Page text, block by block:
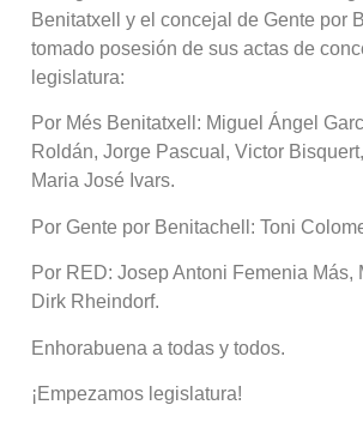
Benitatxell y el concejal de Gente por
tomado posesión de sus actas de
legislatura:
Por Més Benitatxell: Miguel Ángel
Roldán, Jorge Pascual, Victor
Maria José Ivars.
Por Gente por Benitachell: Toni
Por RED: Josep Antoni Femenia Más,
Dirk Rheindorf.
Enhorabuena a todas y todos.
¡Empezamos legislatura!